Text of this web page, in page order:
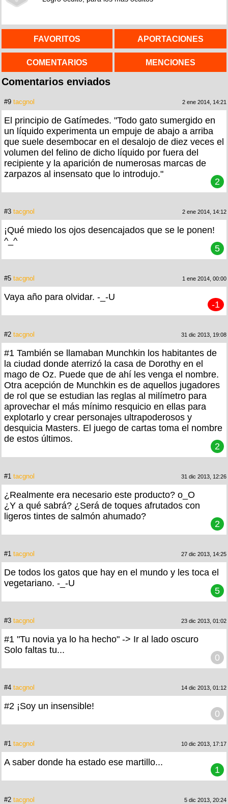
FAVORITOS APORTACIONES
COMENTARIOS MENCIONES
Comentarios enviados
#9 tacgnol 2 ene 2014, 14:21
El principio de Gatímedes. "Todo gato sumergido en
un líquido experimenta un empuje de abajo a arriba
que suele desembocar en el desalojo de diez veces el
volumen del felino de dicho líquido por fuera del
recipiente y la aparición de numerosas marcas de
zarpazos al insensato que lo introdujo."
2
#3 tacgnol 2 ene 2014, 14:12
¡Qué miedo los ojos desencajados que se le ponen!
^_^
5
#5 tacgnol 1 ene 2014, 00:00
Vaya año para olvidar. -_-U
-1
#2 tacgnol 31 dic 2013, 19:08
#1 También se llamaban Munchkin los habitantes de
la ciudad donde aterrizó la casa de Dorothy en el
mago de Oz. Puede que de ahí les venga el nombre.
Otra acepción de Munchkin es de aquellos jugadores
de rol que se estudian las reglas al milímetro para
aprovechar el más mínimo resquicio en ellas para
explotarlo y crear personajes ultrapoderosos y
desquicia Masters. El juego de cartas toma el nombre
de estos últimos.
2
#1 tacgnol 31 dic 2013, 12:26
¿Realmente era necesario este producto? o_O
¿Y a qué sabrá? ¿Será de toques afrutados con
ligeros tintes de salmón ahumado?
2
#1 tacgnol 27 dic 2013, 14:25
De todos los gatos que hay en el mundo y les toca el
vegetariano. -_-U
5
#3 tacgnol 23 dic 2013, 01:02
#1 "Tu novia ya lo ha hecho" -> Ir al lado oscuro
Solo faltas tu...
0
#4 tacgnol 14 dic 2013, 01:12
#2 ¡Soy un insensible!
0
#1 tacgnol 10 dic 2013, 17:17
A saber donde ha estado ese martillo...
1
#2 tacgnol 5 dic 2013, 20:24